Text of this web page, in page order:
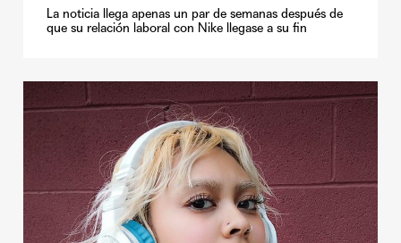
La noticia llega apenas un par de semanas después de
que su relación laboral con Nike llegase a su fin